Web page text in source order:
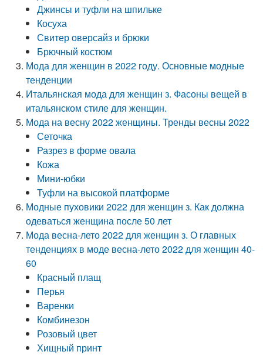
Джинсы и туфли на шпильке
Косуха
Свитер оверсайз и брюки
Брючный костюм
Мода для женщин в 2022 году. Основные модные
тенденции
Итальянская мода для женщин з. Фасоны вещей в
итальянском стиле для женщин.
Мода на весну 2022 женщины. Тренды весны 2022
Сеточка
Разрез в форме овала
Кожа
Мини-юбки
Туфли на высокой платформе
Модные пуховики 2022 для женщин з. Как должна
одеваться женщина после 50 лет
Мода весна-лето 2022 для женщин з. О главных
тенденциях в моде весна-лето 2022 для женщин 40-
60
Красный плащ
Перья
Варенки
Комбинезон
Розовый цвет
Хищный принт